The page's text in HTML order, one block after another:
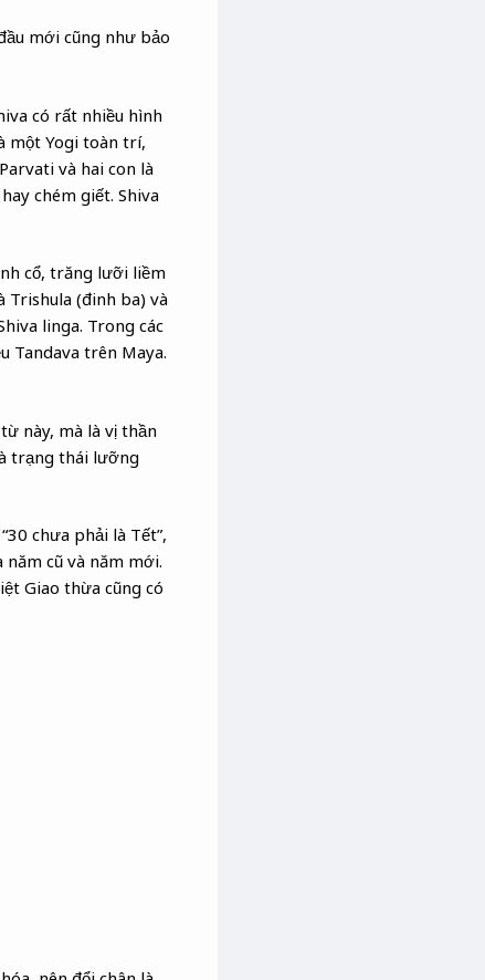
mới cũng như bảo
có rất nhiều hình
một Yogi toàn trí,
và hai con là
chém giết. Shiva
cổ, trăng lưỡi liềm
Trishula (đinh ba) và
linga. Trong các
Tandava trên Maya.
này, mà là vị thần
trạng thái lưỡng
chưa phải là Tết”,
cũ và năm mới.
Giao thừa cũng có